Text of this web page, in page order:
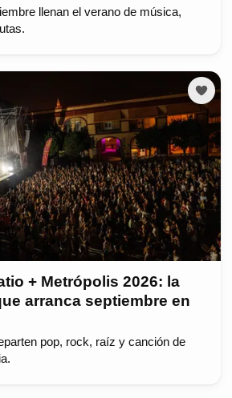
llenan el verano de música,
+ Metrópolis 2026: la
arranca septiembre en
pop, rock, raíz y canción de